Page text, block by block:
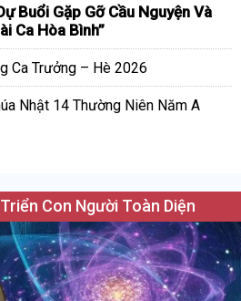
Buổi Gặp Gỡ Cầu Nguyện Và
Ca Hòa Bình”
Ca Trưởng – Hè 2026
Nhật 14 Thường Niên Năm A
Con Người Toàn Diện